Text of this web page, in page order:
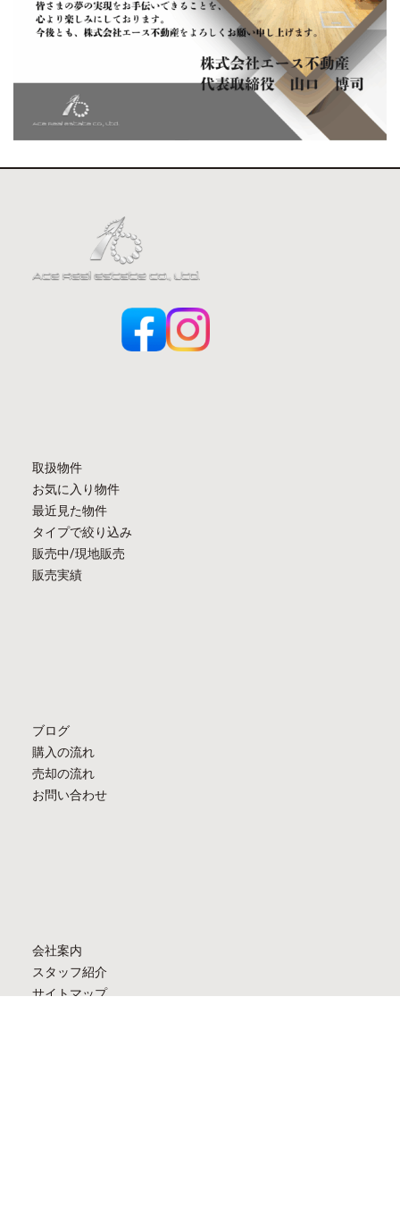
取扱物件
お気に入り物件
最近見た物件
タイプで絞り込み
販売中/現地販売
販売実績
ブログ
購入の流れ
売却の流れ
お問い合わせ
会社案内
スタッフ紹介
サイトマップ